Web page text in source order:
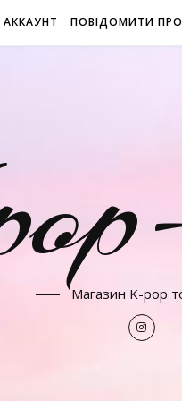
АККАУНТ ПОВІДОМИТИ
Магазин K-pop